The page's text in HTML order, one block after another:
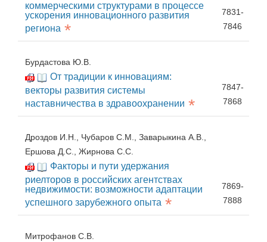
коммерческими структурами в процессе
ускорения инновационного развития
региона *
7831-
7846
Бурдастова Ю.В.
От традиции к инновациям:
векторы развития системы
наставничества в здравоохранении *
7847-
7868
Дроздов И.Н., Чубаров С.М., Заварыкина А.В.,
Ершова Д.С., Жирнова С.С.
Факторы и пути удержания
риелторов в российских агентствах
недвижимости: возможности адаптации
успешного зарубежного опыта *
7869-
7888
Митрофанов С.В.